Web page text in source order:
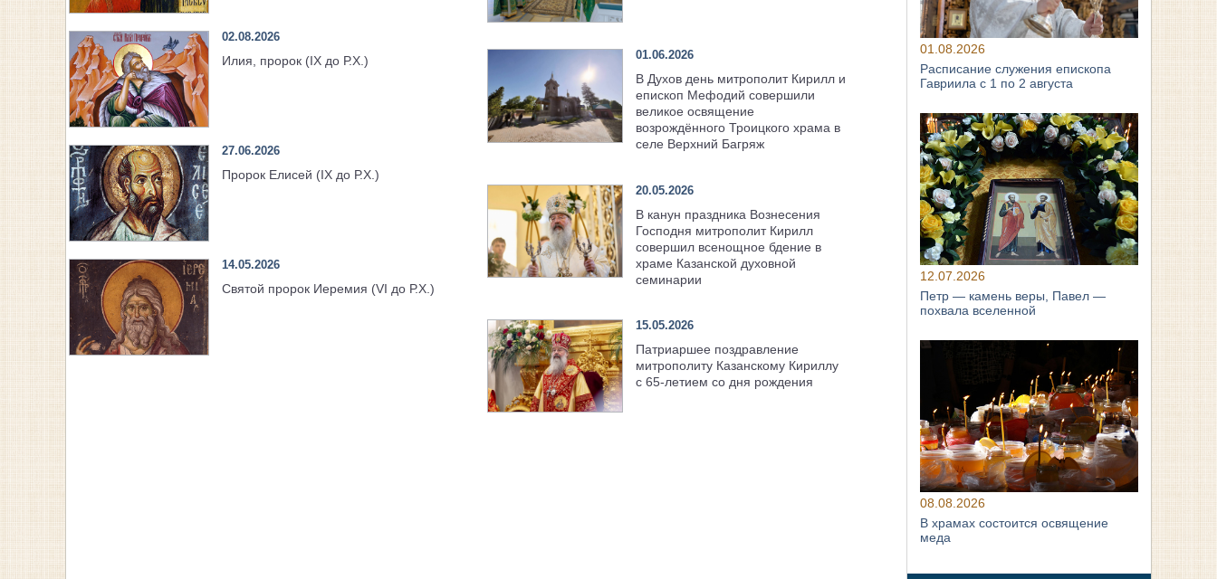
02.08.2026
Илия, пророк (IX до Р.Х.)
27.06.2026
Пророк Елисей (IX до Р.Х.)
14.05.2026
Святой пророк Иеремия (VI до Р.Х.)
01.06.2026
В Духов день митрополит Кирилл и
епископ Мефодий совершили
великое освящение
возрождённого Троицкого храма в
селе Верхний Багряж
20.05.2026
В канун праздника Вознесения
Господня митрополит Кирилл
совершил всенощное бдение в
храме Казанской духовной
семинарии
15.05.2026
Патриаршее поздравление
митрополиту Казанскому Кириллу
с 65-летием со дня рождения
01.08.2026
Расписание служения епископа
Гавриила с 1 по 2 августа
12.07.2026
Петр — камень веры, Павел —
похвала вселенной
08.08.2026
В храмах состоится освящение
меда